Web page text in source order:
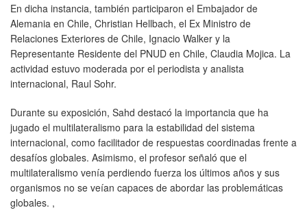
En dicha instancia, también participaron el Embajador de
Alemania en Chile, Christian Hellbach, el Ex Ministro de
Relaciones Exteriores de Chile, Ignacio Walker y la
Representante Residente del PNUD en Chile, Claudia Mojica. La
actividad estuvo moderada por el periodista y analista
internacional, Raul Sohr.
Durante su exposición, Sahd destacó la importancia que ha
jugado el multilateralismo para la estabilidad del sistema
internacional, como facilitador de respuestas coordinadas frente a
desafíos globales. Asimismo, el profesor señaló que el
multilateralismo venía perdiendo fuerza los últimos años y sus
organismos no se veían capaces de abordar las problemáticas
globales. ,